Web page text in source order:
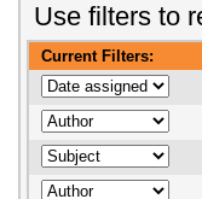
Use filters to
Current Filters: